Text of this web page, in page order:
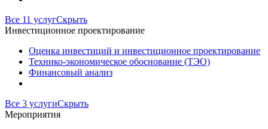
Все 11 услугСкрыть
Инвестиционное проектирование
Оценка инвестиций и инвестиционное проектирование
Технико-экономическое обоснование (ТЭО)
Финансовый анализ
Все 3 услугиСкрыть
Мероприятия